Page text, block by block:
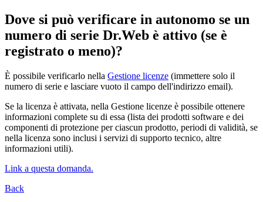
Dove si può verificare in autonomo se un
numero di serie Dr.Web è attivo (se è
registrato o meno)?
È possibile verificarlo nella Gestione licenze (immettere solo il
numero di serie e lasciare vuoto il campo dell'indirizzo email).
Se la licenza è attivata, nella Gestione licenze è possibile ottenere
informazioni complete su di essa (lista dei prodotti software e dei
componenti di protezione per ciascun prodotto, periodi di validità, se
nella licenza sono inclusi i servizi di supporto tecnico, altre
informazioni utili).
Link a questa domanda.
Back